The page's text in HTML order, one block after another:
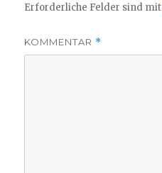
Erforderliche Felder sind mit
KOMMENTAR *